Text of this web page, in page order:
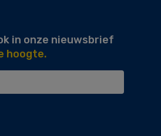
in onze nieuwsbrief
hoogte.